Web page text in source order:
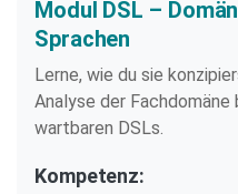
Modul DSL –
Sprachen
Lerne, wie du sie
Analyse der Fachdomäne
wartbaren DSLs.
Kompetenz: